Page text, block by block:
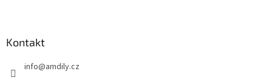
Kontakt
info@amdily.cz